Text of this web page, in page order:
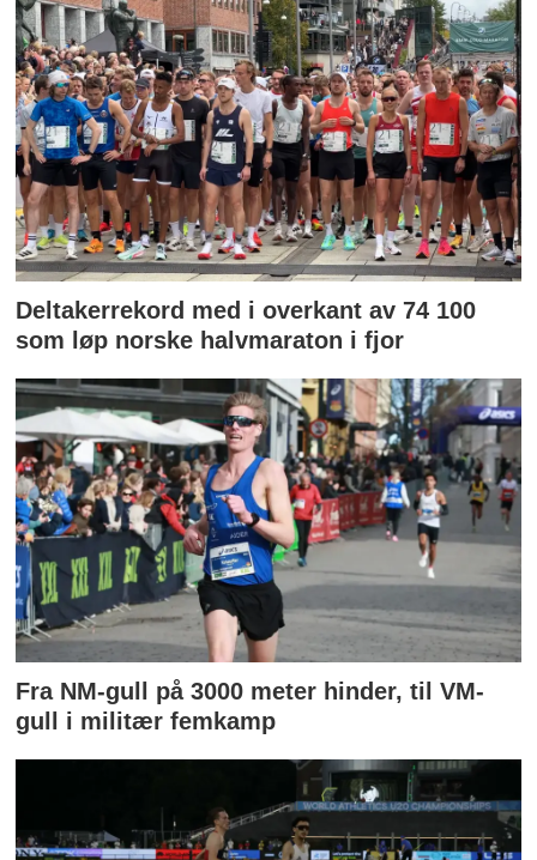
Deltakerrekord med i overkant av 74 100
som løp norske halvmaraton i fjor
Fra NM-gull på 3000 meter hinder, til VM-
gull i militær femkamp